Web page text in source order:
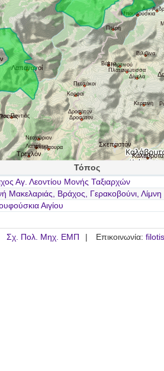
Λαπαναγοί Σπαρτινού
Αγ.
Μπουφούσκια
Πτέρη
Βιλιβίνα
Βάλτα
Πλατανιώτισσα
Δίγελα
Πετσάκοι
Κορφαί
Κερπινή
Δροσάτον
Ποντιάς
Δροσάτον
Νεοχώριον
Σκεπαστόν
Λαπάθεια
Φλάμπουρα
Τρεχλόν Καλάβρυτα
Τόπος
Αγ. Λεοντίου Μονής Ταξιαρχών
Μακελαριάς, Βράχος, Γερακοβούνι, Λίμνη
Αιγίου
Σχ. Πολ. Μηχ. ΕΜΠ Επικοινωνία: